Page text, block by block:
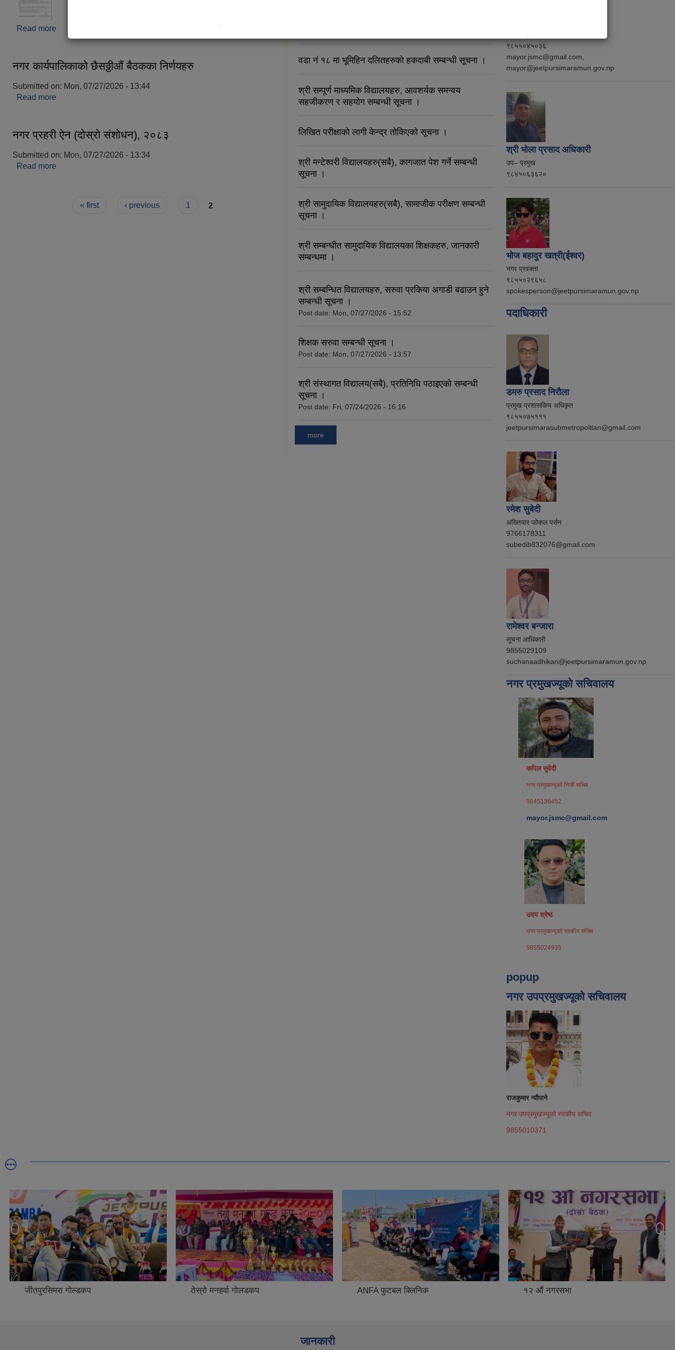
Read more
नगर कार्यपालिकाको छैसठ्ठीऔं बैठकका निर्णयहरु
Submitted on: Mon, 07/27/2026 - 13:44
Read more
नगर प्रहरी ऐन (दोस्रो संशोधन), २०८३
Submitted on: Mon, 07/27/2026 - 13:34
Read more
« first ‹ previous 1 2
वडा नं १८ मा भूमिहिन दलितहरुको हकदाबी सम्बन्धी सूचना ।
श्री सम्पूर्ण माध्यमिक विद्यालयहरु, आवशर्यक समन्वय
सहजीकरण र सहयोग सम्बन्धी सूचना ।
लिखित परीक्षाको लागी केन्द्र तोकिएको सूचना ।
श्री मन्टेश्वरी विद्यालयहरु(सबै), कागजात पेश गर्ने सम्बन्धी
सूचना ।
श्री सामुदायिक विद्यालयहरु(सबै), सामाजीक परीक्षण सम्बन्धी
सूचना ।
श्री सम्बन्धीत सामुदायिक विद्यालयका शिक्षकहरु, जानकारी
सम्बन्धमा ।
श्री सम्बन्धित विद्यालयहरु, सरुवा प्रकिया अगाडी बढाउन हुने
सम्बन्धी सूचना ।
Post date: Mon, 07/27/2026 - 15:52
शिक्षक सरुवा सम्बन्धी सूचना ।
Post date: Mon, 07/27/2026 - 13:57
श्री संस्थागत विद्यालय(सबै), प्रतिनिधि पठाइएको सम्बन्धी
सूचना ।
Post date: Fri, 07/24/2026 - 16:16
more
९८५५०४५०३६
mayor.jsmc@gmail.com,
mayor@jeetpursimaramun.gov.np
श्री भोला प्रसाद अधिकारी
उप– प्रमुख
९८४५०६३६२०
भोज बहादुर खत्री(ईश्वर)
नगर प्रवक्ता
९८५५०२९६५८
spokesperson@jeetpursimaramun.gov.np
पदाधिकारी
डमरु प्रसाद निरौला
प्रमुख प्रशासकिय अधिकृत
९८५५०७५१११
jeetpursimarasubmetropolitan@gmail.com
रमेश सुबेदी
अख्तियार फोकल पर्सन
9766178311
subedib832076@gmail.com
रामेश्वर बन्जारा
सूचना आधिकारी
9855029109
suchanaadhikari@jeetpursimaramun.gov.np
नगर प्रमुखज्यूको सचिवालय
कपिल सुवेदी
नगर प्रमुखज्यूको निजी सचिव
9845136452
mayor.jsmc@gmail.com
उदय श्रेष्ठ
नगर प्रमुखज्यूको स्वकीय सचिव
9855024935
popup
नगर उपप्रमुखज्यूको सचिवालय
राजकुमार न्यौपाने
नगर उपप्रमुखज्यूको स्वकीय सचिव
9855010371
जीतपुरसिमरा गोल्डकप तेस्रो मनहर्वा गोलडकप ANFA फुटबल क्लिनिक १२ ‌औं नगरसभा
जानकारी